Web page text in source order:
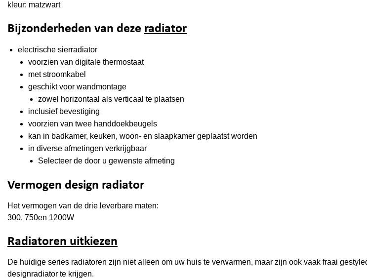
kleur: matzwart
Bijzonderheden van deze radiator
electrische sierradiator
voorzien van digitale thermostaat
met stroomkabel
geschikt voor wandmontage
zowel horizontaal als verticaal te plaatsen
inclusief bevestiging
voorzien van twee handdoekbeugels
kan in badkamer, keuken, woon- en slaapkamer geplaatst worden
in diverse afmetingen verkrijgbaar
Selecteer de door u gewenste afmeting
Vermogen design radiator
Het vermogen van de drie leverbare maten:
300, 750en 1200W
Radiatoren uitkiezen
De huidige series radiatoren zijn niet alleen om uw huis te verwarmen, maar zijn ook vaak fraai
designradiator te krijgen.